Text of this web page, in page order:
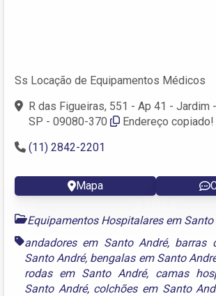
Ss Locação de Equipamentos Médicos
R das Figueiras, 551 - Ap 41 - Jardim
SP - 09080-370
Endereço copiado!
(11) 2842-2201
Mapa
Equipamentos Hospitalares em Santo
andadores em Santo André, barras
Santo André, bengalas em Santo
rodas em Santo André, camas
Santo André, colchões em Santo